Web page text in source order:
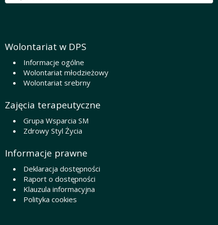
Wolontariat w DPS
Informacje ogólne
Wolontariat młodzieżowy
Wolontariat srebrny
Zajęcia terapeutyczne
Grupa Wsparcia SM
Zdrowy Styl Życia
Informacje prawne
Deklaracja dostępności
Raport o dostępności
Klauzula informacyjna
Polityka cookies